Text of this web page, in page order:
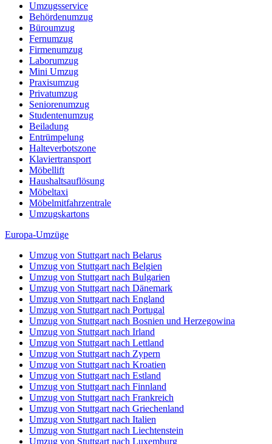
Umzugsservice
Behördenumzug
Büroumzug
Fernumzug
Firmenumzug
Laborumzug
Mini Umzug
Praxisumzug
Privatumzug
Seniorenumzug
Studentenumzug
Beiladung
Entrümpelung
Halteverbotszone
Klaviertransport
Möbellift
Haushaltsauflösung
Möbeltaxi
Möbelmitfahrzentrale
Umzugskartons
Europa-Umzüge
Umzug von Stuttgart nach Belarus
Umzug von Stuttgart nach Belgien
Umzug von Stuttgart nach Bulgarien
Umzug von Stuttgart nach Dänemark
Umzug von Stuttgart nach England
Umzug von Stuttgart nach Portugal
Umzug von Stuttgart nach Bosnien und Herzegowina
Umzug von Stuttgart nach Irland
Umzug von Stuttgart nach Lettland
Umzug von Stuttgart nach Zypern
Umzug von Stuttgart nach Kroatien
Umzug von Stuttgart nach Estland
Umzug von Stuttgart nach Finnland
Umzug von Stuttgart nach Frankreich
Umzug von Stuttgart nach Griechenland
Umzug von Stuttgart nach Italien
Umzug von Stuttgart nach Liechtenstein
Umzug von Stuttgart nach Luxemburg